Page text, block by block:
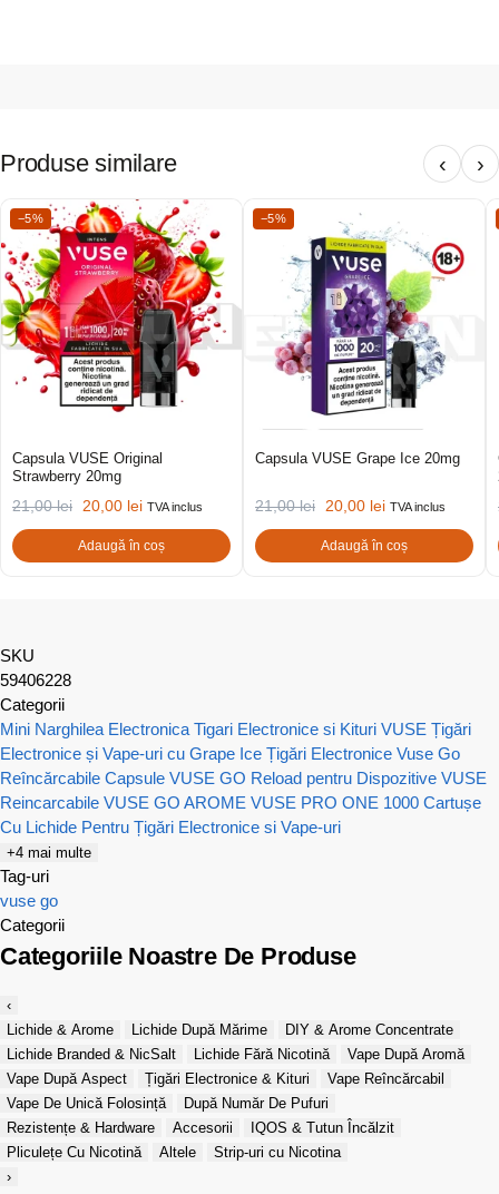
Produse similare ‹ ›
−5%
Capsula VUSE Original
Strawberry 20mg
21,00lei 20,00 lei TVA inclus
Adaugă în coș
−5%
Capsula VUSE Grape Ice 20mg
21,00lei 20,00 lei TVA inclus
Adaugă în coș
SKU
59406228
Categorii
Mini Narghilea Electronica Tigari Electronice si Kituri VUSE Țigări
Electronice și Vape-uri cu Grape Ice Țigări Electronice Vuse Go
Reîncărcabile Capsule VUSE GO Reload pentru Dispozitive VUSE
Reincarcabile VUSE GO AROME VUSE PRO ONE 1000 Cartușe
Cu Lichide Pentru Țigări Electronice si Vape-uri
+4 mai multe
Tag-uri
vuse go
Categorii
Categoriile Noastre De Produse
‹
Lichide & Arome
Lichide După Mărime
DIY & Arome Concentrate
Lichide Branded & NicSalt
Lichide Fără Nicotină
Vape După Aromă
Vape După Aspect
Țigări Electronice & Kituri
Vape Reîncărcabil
Vape De Unică Folosință
După Număr De Pufuri
Rezistențe & Hardware
Accesorii
IQOS & Tutun Încălzit
Pliculețe Cu Nicotină
Altele
Strip-uri cu Nicotina
›